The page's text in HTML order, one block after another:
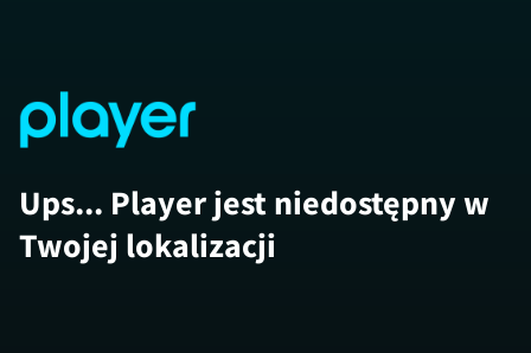
Ups... Player jest niedostępny w
Twojej lokalizacji